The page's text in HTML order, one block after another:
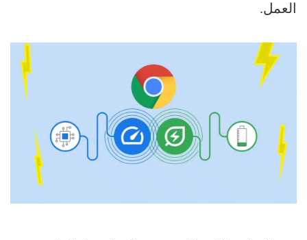
العمل.